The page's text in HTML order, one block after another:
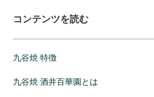
コンテンツを読む
九谷焼 特徴
九谷焼 酒井百華園とは